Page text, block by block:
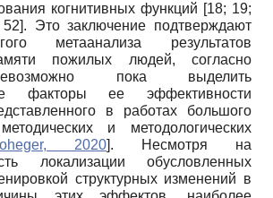
когнитивных функций [18; 19;
Это заключение подтверждают
метаанализа результатов
пожилых людей, согласно
пока выделить
факторы ее эффективности
в работах большого
и методологических
2020]. Несмотря на
локализации обусловленных
структурных изменений в